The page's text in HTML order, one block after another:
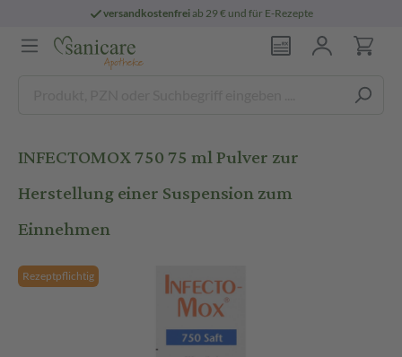
versandkostenfreiab 29 € und für E-Rezepte
INFECTOMOX 750 75 ml Pulver zur
Herstellung einer Suspension zum
Einnehmen
Rezeptpflichtig